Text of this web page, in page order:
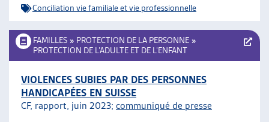
Conciliation vie familiale et vie professionnelle
FAMILLES » PROTECTION DE LA PERSONNE »
PROTECTION DE L’ADULTE ET DE L’ENFANT
VIOLENCES SUBIES PAR DES PERSONNES
HANDICAPÉES EN SUISSE
CF, rapport, juin 2023; communiqué de presse